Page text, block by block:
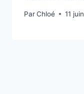
ParChloé 11